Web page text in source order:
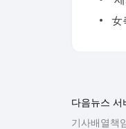
다음뉴스 서
기사배열책